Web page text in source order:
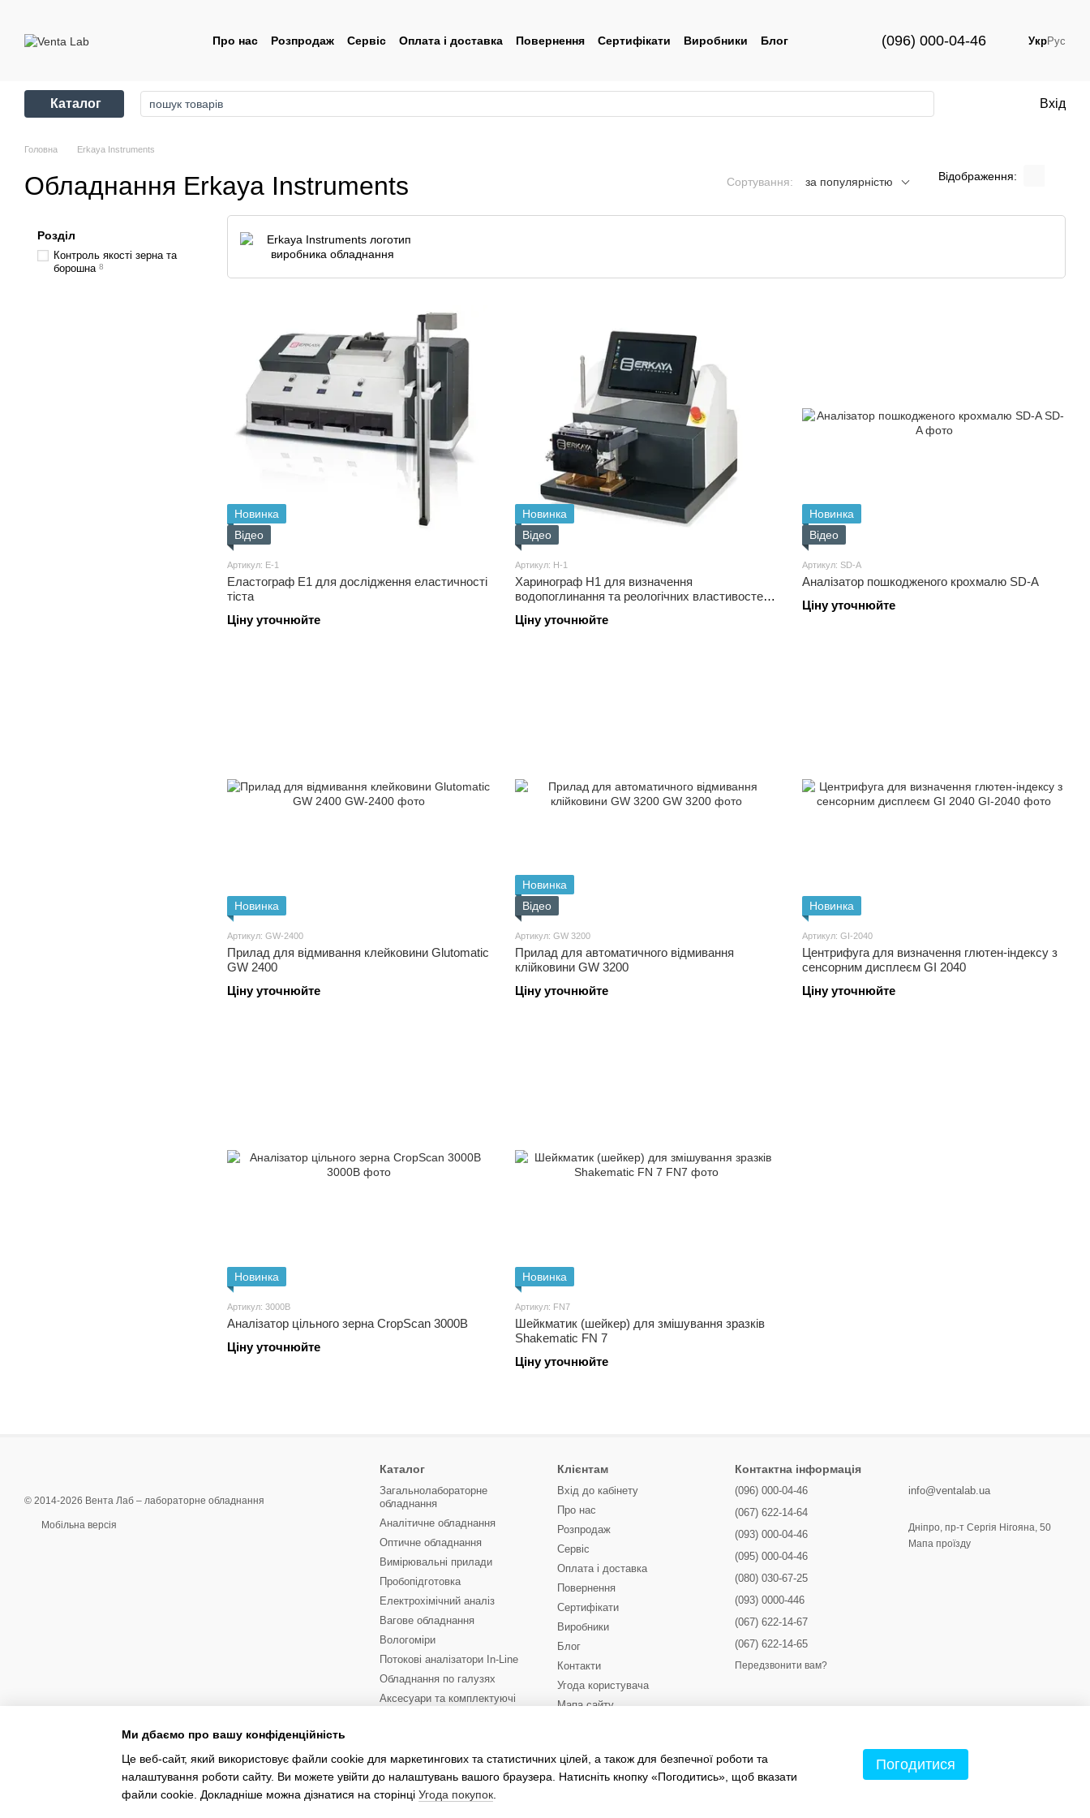
Про нас Розпродаж Сервіс Оплата і доставка Повернення Сертифікати Виробники
Блог
(096) 000-04-46 УкрРус
Каталог Вхід
Головна Erkaya Instruments
Обладнання Erkaya Instruments Сортування: за популярністю Відображення:
Новинка
Відео
Артикул: E-1
Еластограф E1 для дослідження еластичності
тіста
Ціну уточнюйте
Новинка
Відео
Артикул: H-1
Харинограф H1 для визначення
водопоглинання та реологічних властивостей
Ціну уточнюйте
Новинка
Відео
Артикул: SD-A
Аналізатор пошкодженого крохмалю SD-A
Ціну уточнюйте
Новинка
Артикул: GW-2400
Прилад для відмивання клейковини Glutomatic
GW 2400
Ціну уточнюйте
Новинка
Відео
Артикул: GW 3200
Прилад для автоматичного відмивання
клійковини GW 3200
Ціну уточнюйте
Новинка
Артикул: GI-2040
Центрифуга для визначення глютен-індексу з
сенсорним дисплеєм GI 2040
Ціну уточнюйте
Новинка
Артикул: 3000B
Аналізатор цільного зерна CropScan 3000B
Ціну уточнюйте
Новинка
Артикул: FN7
Шейкматик (шейкер) для змішування зразків
Shakematic FN 7
Ціну уточнюйте
Розділ
Контроль якості зерна та
борошна 8
© 2014-2026 Вента Лаб – лабораторне обладнання
Мобільна версія
Інтернет-магазин створений з Хорошоп
Каталог
Загальнолабораторне
обладнання
Аналітичне обладнання
Оптичне обладнання
Вимірювальні прилади
Пробопідготовка
Електрохімічний аналіз
Вагове обладнання
Вологоміри
Потокові аналізатори In-Line
Обладнання по галузях
Аксесуари та комплектуючі
Клієнтам
Вхід до кабінету
Про нас
Розпродаж
Сервіс
Оплата і доставка
Повернення
Сертифікати
Виробники
Блог
Контакти
Угода користувача
Мапа сайту
Контактна інформація
(096) 000-04-46
(067) 622-14-64
(093) 000-04-46
(095) 000-04-46
(080) 030-67-25
(093) 0000-446
(067) 622-14-67
(067) 622-14-65
Передзвонити вам?
info@ventalab.ua
Дніпро, пр-т Сергія Нігояна, 50
Мапа проїзду
Ми дбаємо про вашу конфіденційність
Це веб-сайт, який використовує файли cookie для маркетингових та статистичних цілей, а також для безпечної роботи та
налаштування роботи сайту. Ви можете увійти до налаштувань вашого браузера. Натисніть кнопку «Погодитись», щоб вказати
файли cookie. Докладніше можна дізнатися на сторінці Угода покупок
Погодитися